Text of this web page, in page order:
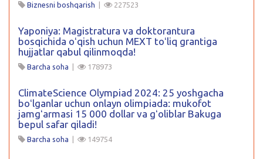
Biznesni boshqarish 227523
Yaponiya: Magistratura va doktorantura
bosqichida oʻqish uchun MEXT toʻliq grantiga
hujjatlar qabul qilinmoqda!
Barcha soha 178973
ClimateScience Olympiad 2024: 25 yoshgacha
boʻlganlar uchun onlayn olimpiada: mukofot
jamgʻarmasi 15 000 dollar va gʻoliblar Bakuga
bepul safar qiladi!
Barcha soha 149754